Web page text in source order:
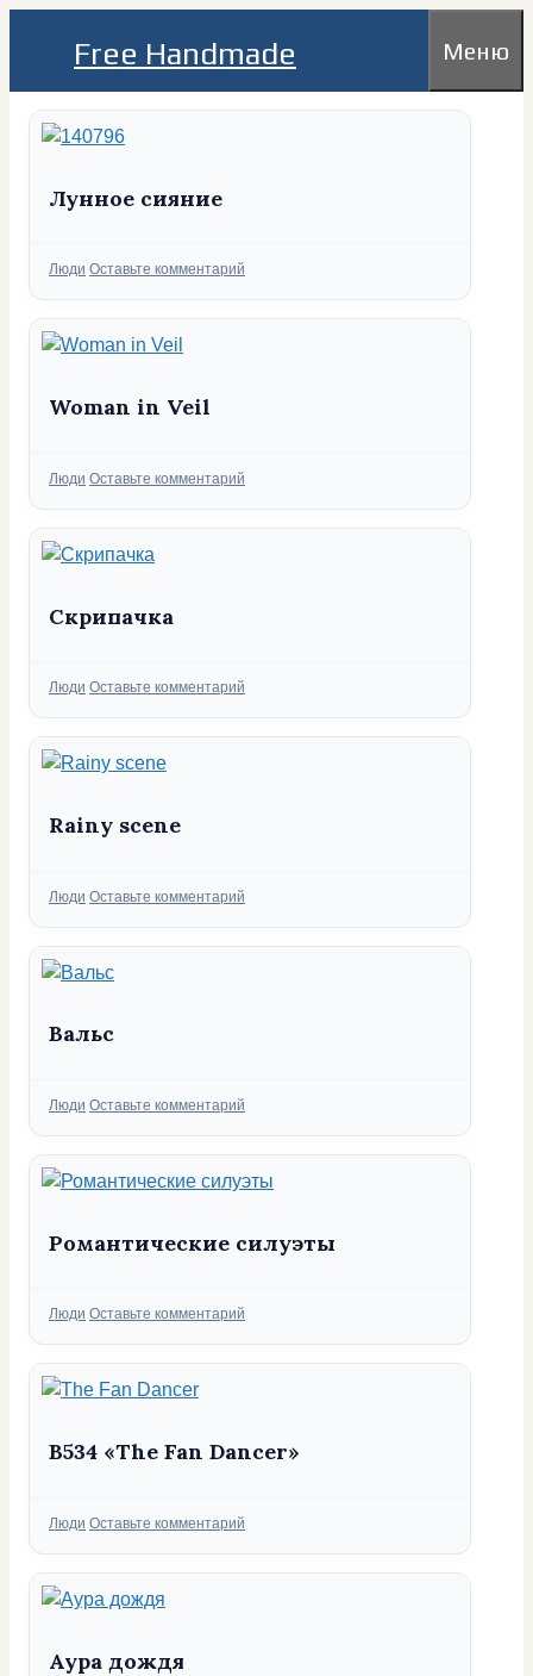
Free Handmade Меню
Лунное сияние
Рубрики
Люди Оставьте комментарий
Woman in Veil
Рубрики
Люди Оставьте комментарий
Скрипачка
Рубрики
Люди Оставьте комментарий
Rainy scene
Рубрики
Люди Оставьте комментарий
Вальс
Рубрики
Люди Оставьте комментарий
Романтические силуэты
Рубрики
Люди Оставьте комментарий
B534 «The Fan Dancer»
Рубрики
Люди Оставьте комментарий
Аура дождя